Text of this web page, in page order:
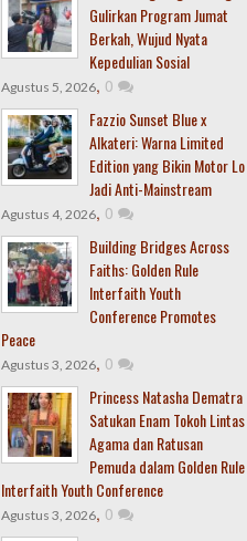
Gulirkan Program Jumat
Berkah, Wujud Nyata
Kepedulian Sosial
Agustus 5, 2026, 0
Fazzio Sunset Blue x
Alkateri: Warna Limited
Edition yang Bikin Motor Lo
Jadi Anti-Mainstream
Agustus 4, 2026, 0
Building Bridges Across
Faiths: Golden Rule
Interfaith Youth
Conference Promotes
Peace
Agustus 3, 2026, 0
Princess Natasha Dematra
Satukan Enam Tokoh Lintas
Agama dan Ratusan
Pemuda dalam Golden Rule
Interfaith Youth Conference
Agustus 3, 2026, 0